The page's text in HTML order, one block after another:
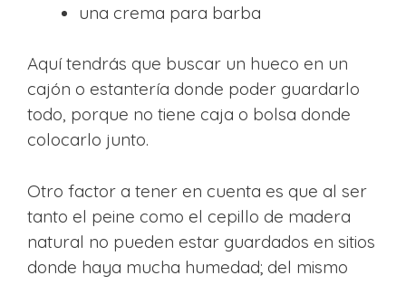
una crema para barba
Aquí tendrás que buscar un hueco en un
cajón o estantería donde poder guardarlo
todo, porque no tiene caja o bolsa donde
colocarlo junto.
Otro factor a tener en cuenta es que al ser
tanto el peine como el cepillo de madera
natural no pueden estar guardados en sitios
donde haya mucha humedad; del mismo